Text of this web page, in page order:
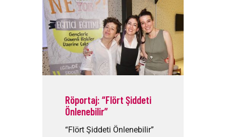
Röportaj: “Flört Şiddeti
Önlenebilir”
“Flört Şiddeti Önlenebilir”